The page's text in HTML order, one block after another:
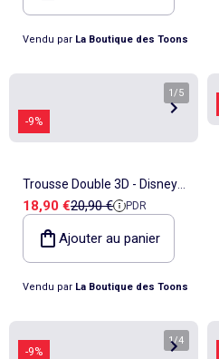
Vendu par La Boutique des Toons
-9%
1 /5
Trousse Double 3D - Disney
Minnie Mouse Big Smile -
Bleu - Taille Unique
Prix de vente
18,90 €Prix de référence
20,90 € PDR
Ajouter au panier
Vendu par La Boutique des Toons
-9%
1/4